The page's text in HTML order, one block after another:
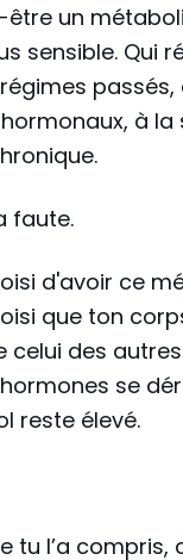
être un
sensible. Qui
passés,
à la
faute.
d'avoir ce
que ton
celui des
se
reste élevé.
tu l’a compris,